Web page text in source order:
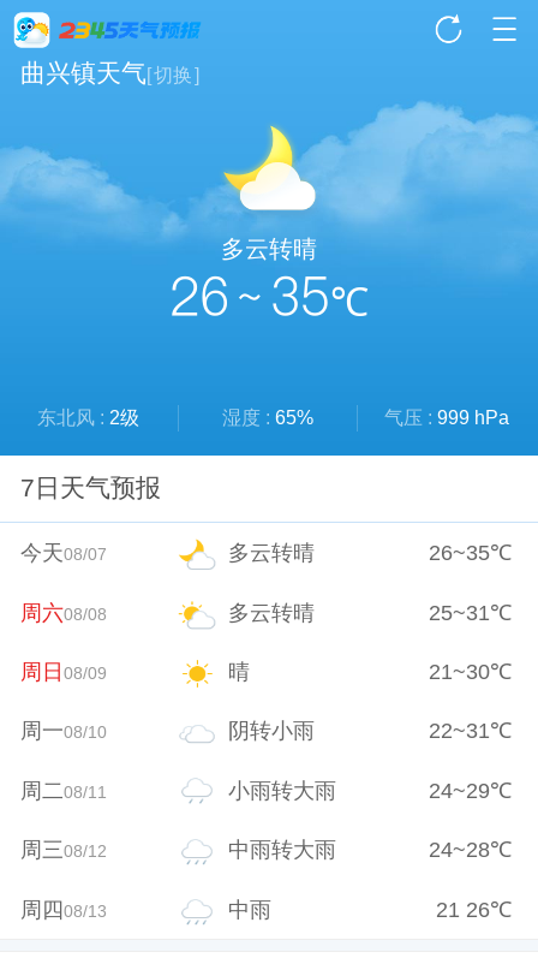
曲兴镇天气[切换]
多云转晴
26 ~ 35℃
东北风 : 2级 湿度 : 65% 气压 : 999 hPa
7日天气预报
今天08/07 多云转晴 26~35℃
周六08/08 多云转晴 25~31℃
周日08/09 晴 21~30℃
周一08/10 阴转小雨 22~31℃
周二08/11 小雨转大雨 24~29℃
周三08/12 中雨转大雨 24~28℃
周四08/13 中雨 21 26℃